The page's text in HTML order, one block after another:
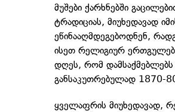
მუშები ქარხნებში
ტრადიციას, მიუხედავად
ეწინააღმდეგებოდნენ,
ისეთ რელიგიურ
დღეს, რომ დამსაქმებლებს
განსაკუთრებულად 1870-
ყველაფრის მიუხედავად,